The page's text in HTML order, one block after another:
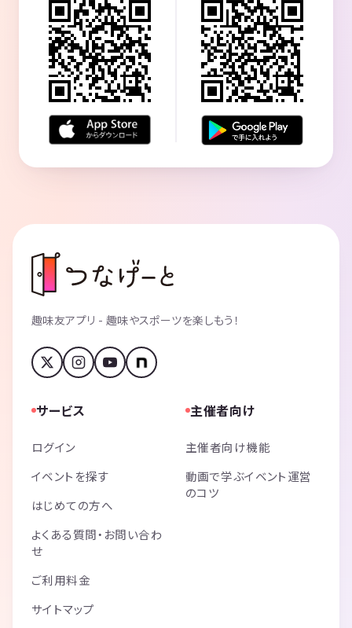
趣味友アプリ - 趣味やスポーツを楽しもう！
サービス
ログイン
イベントを探す
はじめての方へ
よくある質問・お問い合わ
せ
ご利用料金
サイトマップ
主催者向け
主催者向け機能
動画で学ぶイベント運営
のコツ